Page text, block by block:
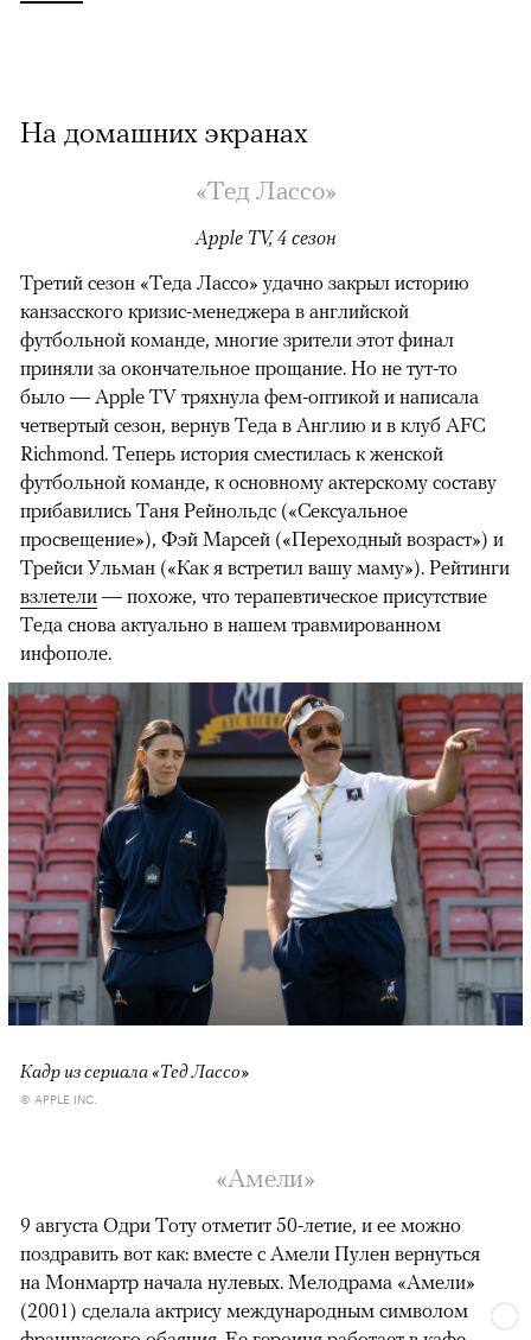
На домашних экранах
«Тед Лассо»
Apple TV, 4 сезон
00:00 / 00:00
Третий сезон «Теда Лассо» удачно закрыл историю
канзасского кризис-менеджера в английской
футбольной команде, многие зрители этот финал
приняли за окончательное прощание. Но не тут-то
было — Apple TV тряхнула фем-оптикой и написала
четвертый сезон, вернув Теда в Англию и в клуб AFC
Richmond. Теперь история сместилась к женской
футбольной команде, к основному актерскому составу
прибавились Таня Рейнольдс («Сексуальное
просвещение»), Фэй Марсей («Переходный возраст») и
Трейси Ульман («Как я встретил вашу маму»). Рейтинги
взлетели — похоже, что терапевтическое присутствие
Теда снова актуально в нашем травмированном
инфополе.
Кадр из сериала «Тед Лассо»
© APPLE INC.
«Амели»
9 августа Одри Тоту отметит 50-летие, и ее можно
поздравить вот как: вместе с Амели Пулен вернуться
на Монмартр начала нулевых. Мелодрама «Амели»
(2001) сделала актрису международным символом